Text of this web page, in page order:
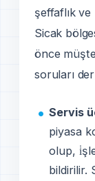
şeffaflık
Sicak
önce
soruları
Servis
piyasa
olup,
bildirilir.